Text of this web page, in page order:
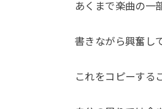
あくまで楽曲の一
書きながら興奮し
これをコピーする